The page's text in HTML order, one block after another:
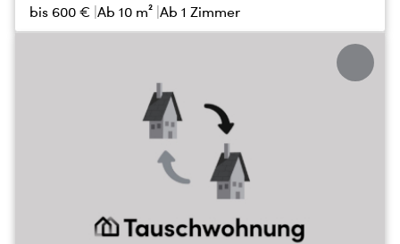
bis 600 € Ab 10 m² Ab 1 Zimmer